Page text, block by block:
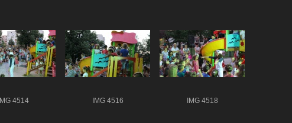
IMG 4514 IMG 4516 IMG 4518